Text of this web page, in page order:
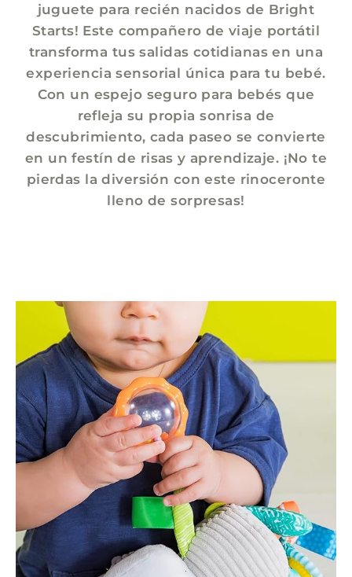
juguete para recién nacidos de Bright
Starts! Este compañero de viaje portátil
transforma tus salidas cotidianas en una
experiencia sensorial única para tu bebé.
Con un espejo seguro para bebés que
refleja su propia sonrisa de
descubrimiento, cada paseo se convierte
en un festín de risas y aprendizaje. ¡No te
pierdas la diversión con este rinoceronte
lleno de sorpresas!